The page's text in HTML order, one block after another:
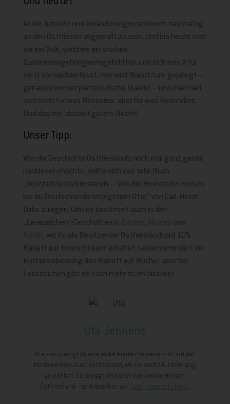
All die Tumulte und Veränderungen scheinen nachhaltig
an den Ostfriesen abgeprallt zu sein. Und bis heute sind
sie ein Volk, welches ein starkes
Zusammengehörigkeitsgefühl hat und sich kein X für
ein U vormachen lässt. Hier wird Brauchtum gepflegt –
genauso wie der plattdeutsche Dialekt – und man hält
sich nicht für was Besseres, aber für was Besonders.
Und das mit absolut gutem Recht!
Unser Tipp:
Wer die Geschichte Ostfrieslands noch mal ganz genau
nachlesen möchte, sollte sich das tolle Buch
„Geschichte Ostfrieslands – Von der Freiheit der Friesen
bis zu Deutschlands witzigstem Otto“ von Carl-Heinz
Dirks zulegen. Gibt es bestimmt auch in den
„Lesezeichen“-Geschäften in Emden , Norden und
Aurich , wo Ihr als Besitzer der Ostfrieslandcard 10%
Rabatt auf Euren Einkauf erhaltet. Leider verhindert die
Buchpreisbindung den Rabatt auf Bücher, aber bei
Lesezeichen gibt es noch mehr zu entdecken!
Uta Jentjens
Uta – ursprünglich eine jecke Niederrheinerin – ist auf der
Nordseeinsel Juist entstanden, wo sie auch 16 Jahre lang
gelebt hat. Sie bloggt also über ihre zweite Heimat
Ostfriesland – und daneben auf
Don´t forget to Hüpf